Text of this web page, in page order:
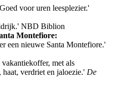
voor uren leesplezier.'
NBD Biblion
Montefiore:
een nieuwe Santa Montefiore.'
met als
verdriet en jaloezie.' De